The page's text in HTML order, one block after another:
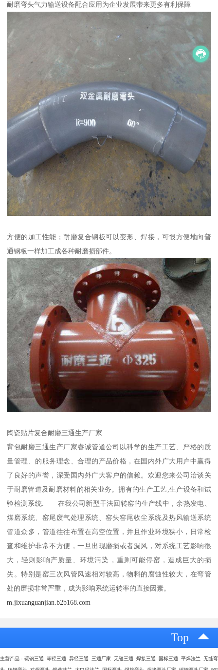
耐磨弯头气力输送设备配合应用为企业发展带来更多有利保障
方便的加工性能；耐磨复合钢板可以变形、焊接，可恨方便地向普
通钢板一样加工成各种耐磨损部件。
陶瓷贴片复合耐磨三通生产厂家
背包耐磨三通生产厂家睿诚管道公司以科学的生产工艺、严格的质
量管理、的服务理念、合理的产品价格，在国内外广大用户中赢得
了良好的声誉，深受国内外广大客户的信赖。欢迎您来公司洽谈关
于耐磨管道及耐磨材料的相关业务。拥有的生产工艺,生产设备和试
验检测系统. 在我公司新型干法回转窑的生产线中，余热发电、
煤磨系统、窑尾废气处理系统、窑头窑尾收尘系统及热风输送系统
管道众多，管道往往布置在高空位置，并且作业环境狭小，日常检
查和维护非常不方便，一旦出现磨损或者漏风，对系统工艺影响很
大，轻则影响产质量、环境污染，重则可能停窑，造成巨大的损
失。特别是窑三次风管风速相对较高，物料的腐蚀性较大，在弯管
处的磨损非常严重，成为影响系统运转率的直接因素。
m.jixuanguanjian.b2b168.com
Top
主营产品：碳钢三通 等径三通 异径三通 三通厂家 无缝三通 焊接三通 国标三通 平焊法兰 无缝弯